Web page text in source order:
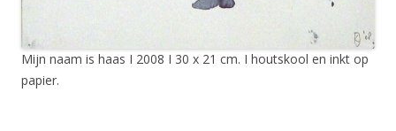
Mijn naam is haas I 2008 I 30 x 21 cm. I houtskool en inkt op
papier.